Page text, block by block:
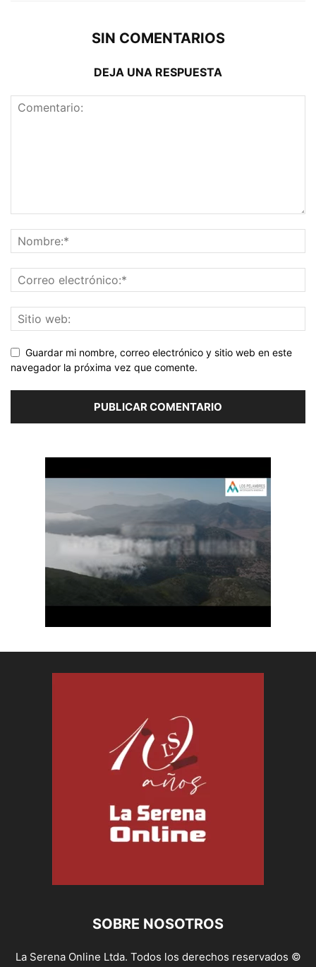
SIN COMENTARIOS
DEJA UNA RESPUESTA
Guardar mi nombre, correo electrónico y sitio web en este
navegador la próxima vez que comente.
SOBRE NOSOTROS
La Serena Online Ltda. Todos los derechos reservados ©